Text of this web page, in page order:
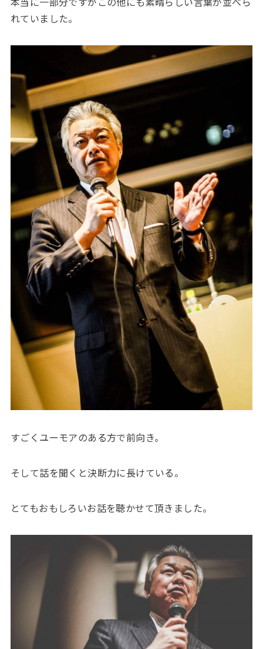
れていました。
すごくユーモアのある方で前向き。
そして話を聞くと決断力に長けている。
とてもおもしろいお話を聴かせて頂きました。